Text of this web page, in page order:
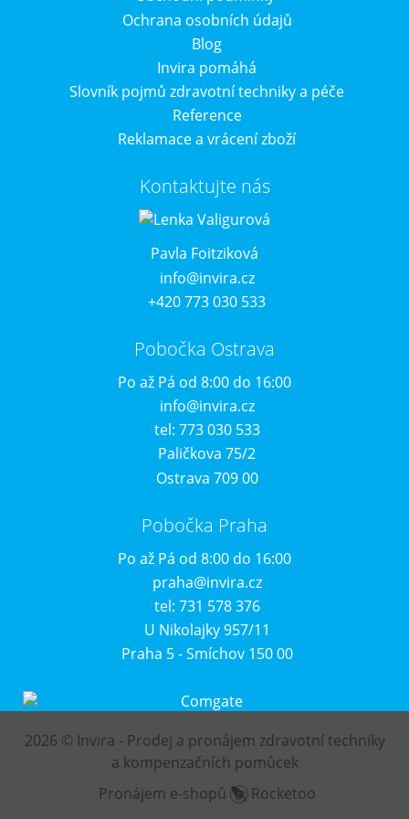
Ochrana osobních údajů
Blog
Invira pomáhá
Slovník pojmů zdravotní techniky a péče
Reference
Reklamace a vrácení zboží
Kontaktujte nás
Pavla Foitziková
info@invira.cz
+420 773 030 533
Pobočka Ostrava
Po až Pá od 8:00 do 16:00
info@invira.cz
tel: 773 030 533
Paličkova 75/2
Ostrava 709 00
Pobočka Praha
Po až Pá od 8:00 do 16:00
praha@invira.cz
tel: 731 578 376
U Nikolajky 957/11
Praha 5 - Smíchov 150 00
2026 © Invira - Prodej a pronájem zdravotní techniky
a kompenzačních pomůcek
Pronájem e-shopů
Rocketoo